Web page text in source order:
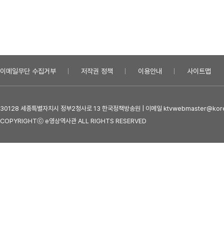
이메일무단 수집거부 저작권 정책 이용안내 사이트맵
30128 세종특별자치시 정부2청사로 13 한국정책방송원 | 이메일
COPYRIGHTⓒ e영상역사관 ALL RIGHTS RESERVED